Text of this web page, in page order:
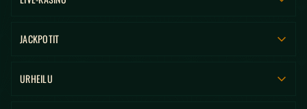
JACKPOTIT
URHEILU